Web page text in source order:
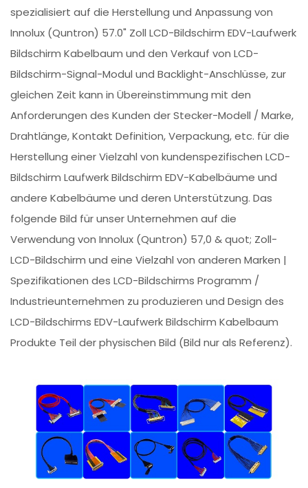
spezialisiert auf die Herstellung und Anpassung von
Innolux (Quntron) 57.0" Zoll LCD-Bildschirm EDV-Laufwerk
Bildschirm Kabelbaum und den Verkauf von LCD-
Bildschirm-Signal-Modul und Backlight-Anschlüsse, zur
gleichen Zeit kann in Übereinstimmung mit den
Anforderungen des Kunden der Stecker-Modell / Marke,
Drahtlänge, Kontakt Definition, Verpackung, etc. für die
Herstellung einer Vielzahl von kundenspezifischen LCD-
Bildschirm Laufwerk Bildschirm EDV-Kabelbäume und
andere Kabelbäume und deren Unterstützung. Das
folgende Bild für unser Unternehmen auf die
Verwendung von Innolux (Quntron) 57,0 & quot; Zoll-
LCD-Bildschirm und eine Vielzahl von anderen Marken |
Spezifikationen des LCD-Bildschirms Programm /
Industrieunternehmen zu produzieren und Design des
LCD-Bildschirms EDV-Laufwerk Bildschirm Kabelbaum
Produkte Teil der physischen Bild (Bild nur als Referenz).